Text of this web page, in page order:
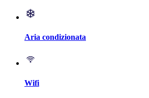
Aria condizionata
Wifi